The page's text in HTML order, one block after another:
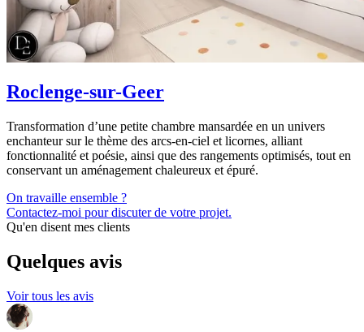
Roclenge-sur-Geer
Transformation d’une petite chambre mansardée en un univers
enchanteur sur le thème des arcs-en-ciel et licornes, alliant
fonctionnalité et poésie, ainsi que des rangements optimisés, tout en
conservant un aménagement chaleureux et épuré.
On travaille ensemble ?
Contactez-moi pour discuter de votre projet.
Qu'en disent mes clients
Quelques avis
Voir tous les avis